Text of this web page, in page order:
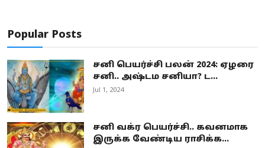
Popular Posts
சனி பெயர்ச்சி பலன் 2024: ஏழரை
சனி.. அஷ்டம சனியா? ட...
Jul 1, 2024
சனி வக்ர பெயர்ச்சி.. கவனமாக
இருக்க வேண்டிய ராசிக்க...